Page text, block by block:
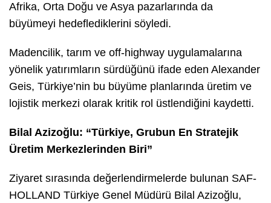
Afrika, Orta Doğu ve Asya pazarlarında da
büyümeyi hedeflediklerini söyledi.
Madencilik, tarım ve off-highway uygulamalarına
yönelik yatırımların sürdüğünü ifade eden Alexander
Geis, Türkiye’nin bu büyüme planlarında üretim ve
lojistik merkezi olarak kritik rol üstlendiğini kaydetti.
Bilal Azizoğlu: “Türkiye, Grubun En Stratejik
Üretim Merkezlerinden Biri”
Ziyaret sırasında değerlendirmelerde bulunan SAF-
HOLLAND Türkiye Genel Müdürü Bilal Azizoğlu,